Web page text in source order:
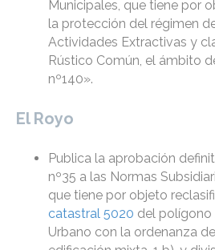
Municipales, que tiene por
la protección del régimen
Actividades Extractivas y
Rústico Común, el ámbito
nº140».
El Royo
Publica la aprobación
nº35 a las Normas
que tiene por objeto
catastral 5020 del polígono
Urbano con la ordenanza